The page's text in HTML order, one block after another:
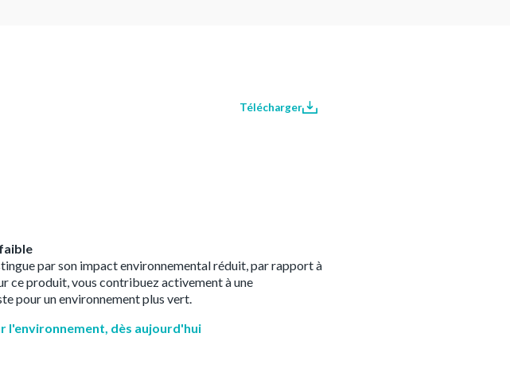
Télécharger
par son impact environnemental réduit, par rapport à
ce produit, vous contribuez activement à une
pour un environnement plus vert.
l'environnement, dès aujourd'hui